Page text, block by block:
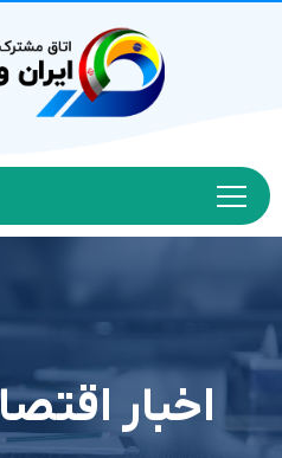
اخبار